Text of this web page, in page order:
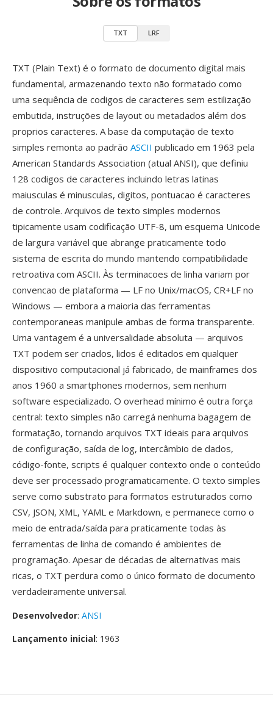
TXT LRF
TXT (Plain Text) é o formato de documento digital mais
fundamental, armazenando texto não formatado como
uma sequência de codigos de caracteres sem estilização
embutida, instruções de layout ou metadados além dos
proprios caracteres. A base da computação de texto
simples remonta ao padrão ASCII publicado em 1963 pela
American Standards Association (atual ANSI), que definiu
128 codigos de caracteres incluindo letras latinas
maiusculas é minusculas, digitos, pontuacao é caracteres
de controle. Arquivos de texto simples modernos
tipicamente usam codificação UTF-8, um esquema Unicode
de largura variável que abrange praticamente todo
sistema de escrita do mundo mantendo compatibilidade
retroativa com ASCII. Às terminacoes de linha variam por
convencao de plataforma — LF no Unix/macOS, CR+LF no
Windows — embora a maioria das ferramentas
contemporaneas manipule ambas de forma transparente.
Uma vantagem é a universalidade absoluta — arquivos
TXT podem ser criados, lidos é editados em qualquer
dispositivo computacional já fabricado, de mainframes dos
anos 1960 a smartphones modernos, sem nenhum
software especializado. O overhead mínimo é outra força
central: texto simples não carregá nenhuma bagagem de
formatação, tornando arquivos TXT ideais para arquivos
de configuração, saída de log, intercâmbio de dados,
código-fonte, scripts é qualquer contexto onde o conteúdo
deve ser processado programaticamente. O texto simples
serve como substrato para formatos estruturados como
CSV, JSON, XML, YAML e Markdown, e permanece como o
meio de entrada/saída para praticamente todas às
ferramentas de linha de comando é ambientes de
programação. Apesar de décadas de alternativas mais
ricas, o TXT perdura como o único formato de documento
verdadeiramente universal.
Desenvolvedor: ANSI
Lançamento inicial: 1963